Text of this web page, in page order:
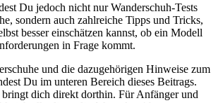
Du jedoch nicht nur Wanderschuh-Tests
sondern auch zahlreiche Tipps und Tricks,
besser einschätzen kannst, ob ein Modell
in Frage kommt.
und die dazugehörigen Hinweise zum
Du im unteren Bereich dieses Beitrags.
dich direkt dorthin. Für Anfänger und